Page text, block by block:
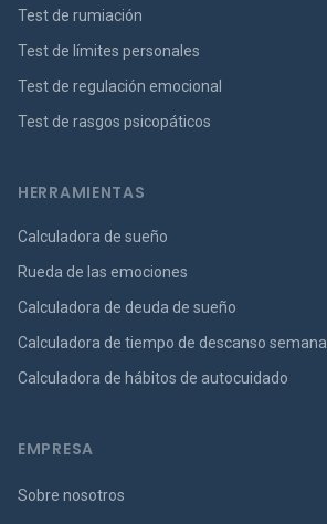
Test de rumiación
Test de límites personales
Test de regulación emocional
Test de rasgos psicopáticos
HERRAMIENTAS
Calculadora de sueño
Rueda de las emociones
Calculadora de deuda de sueño
Calculadora de tiempo de descanso semanal
Calculadora de hábitos de autocuidado
EMPRESA
Sobre nosotros